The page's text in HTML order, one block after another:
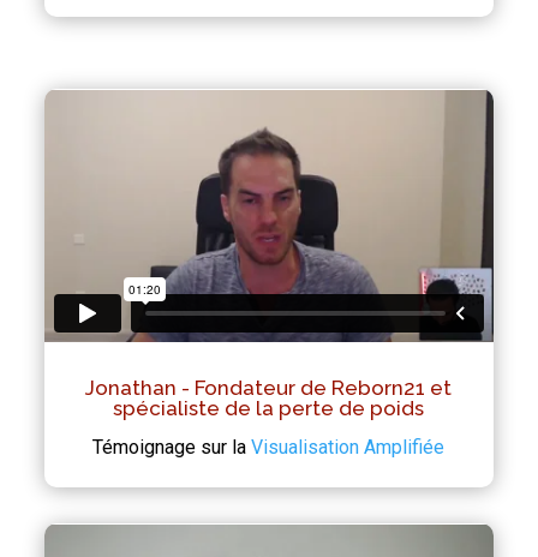
Jonathan - Fondateur de Reborn21 et
spécialiste de la perte de poids
Témoignage sur laVisualisation Amplifiée